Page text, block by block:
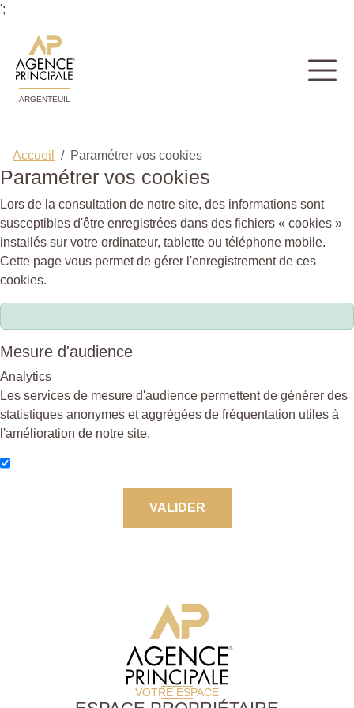
';
ARGENTEUIL
Accueil Paramétrer vos cookies
Paramétrer vos cookies
Lors de la consultation de notre site, des informations sont
susceptibles d'être enregistrées dans des fichiers « cookies »
installés sur votre ordinateur, tablette ou téléphone mobile.
Cette page vous permet de gérer l'enregistrement de ces
cookies.
Mesure d'audience
Analytics
Les services de mesure d'audience permettent de générer des
statistiques anonymes et aggrégées de fréquentation utiles à
l'amélioration de notre site.
VALIDER
VOTRE ESPACE